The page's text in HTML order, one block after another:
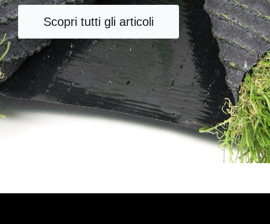
Scopri tutti gli articoli